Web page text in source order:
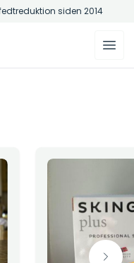
siden 2014